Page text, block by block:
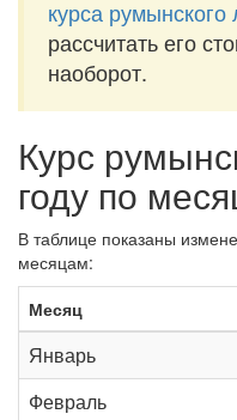
курса румынского
рассчитать его
наоборот.
Курс
году по
В таблице показаны
месяцам:
Месяц
Январь
Февраль